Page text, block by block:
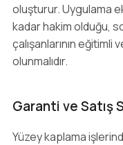
oluşturur. Uygulama
kadar hakim olduğu,
çalışanlarının
olunmalıdır.
Garanti ve Satış
Yüzey kaplama